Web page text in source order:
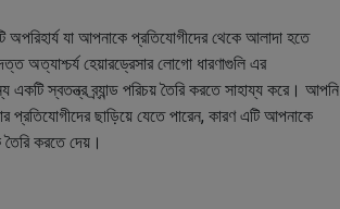
যা আপনাকে প্রতিযোগীদের থেকে আলাদা হতে
অত্যাশ্চর্য হেয়ারড্রেসার লোগো ধারণাগুলি এর
একটি স্বতন্ত্র ব্র্যান্ড পরিচয় তৈরি করতে সাহায্য করে। আপনি
ছাড়িয়ে যেতে পারেন, কারণ এটি আপনাকে
তৈরি করতে দেয়।